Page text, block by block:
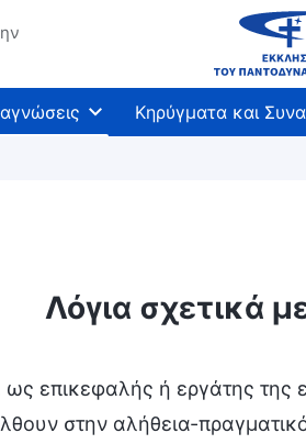
Κηρύγματα και
Λόγια σχετικά
ως επικεφαλής ή εργάτης της
στην αλήθεια-